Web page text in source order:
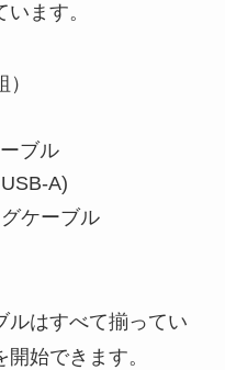
ます。
ブル
A)
ケーブル
ルはすべて揃ってい
始できます。